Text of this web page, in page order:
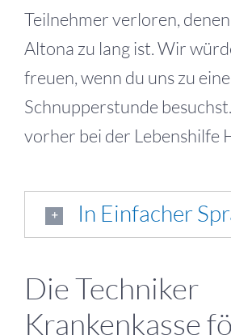
Teilnehmer verloren,
Altona zu lang ist. Wir
freuen, wenn du uns zu
Schnupperstunde
vorher bei der Lebenshilfe
In Einfacher
Die Techniker
Krankenkasse